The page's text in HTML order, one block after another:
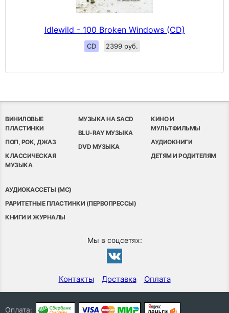
Idlewild - 100 Broken Windows (CD)
CD 2399 руб.
ВИНИЛОВЫЕ
ПЛАСТИНКИ
ПОП, РОК, ДЖАЗ
КЛАССИЧЕСКАЯ
МУЗЫКА
МУЗЫКА НА SACD
BLU-RAY МУЗЫКА
DVD МУЗЫКА
КИНО И
МУЛЬТФИЛЬМЫ
АУДИОКНИГИ
ДЕТЯМ И РОДИТЕЛЯМ
АУДИОКАССЕТЫ (MC)
РАРИТЕТНЫЕ ПЛАСТИНКИ (ПЕРВОПРЕССЫ)
КНИГИ И ЖУРНАЛЫ
Мы в соцсетях:
Контакты Доставка Оплата
Оплата: